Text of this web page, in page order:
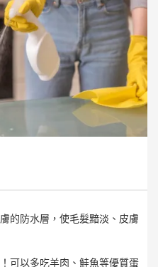
的防水層，使毛髮黯淡、皮膚
可以多吃羊肉、鮭魚等優質蛋